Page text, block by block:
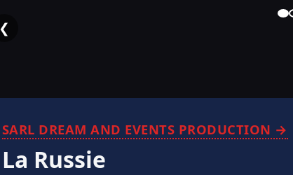
❮
SARL DREAM AND EVENTS PRODUCTION →
La Russie